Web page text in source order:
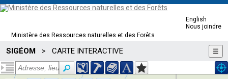
Ministère des Ressources naturelles et des Forêts
English
Nous joindre
SIGÉOM > CARTE INTERACTIVE ☰